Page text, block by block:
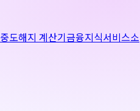
중도해지 계산기금융지식서비스소